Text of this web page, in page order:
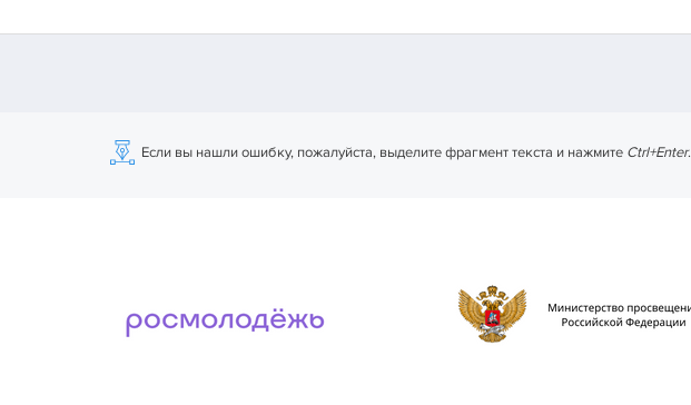
Если вы нашли ошибку, пожалуйста, выделите фрагмент текста и нажмите Ctrl+Enter.